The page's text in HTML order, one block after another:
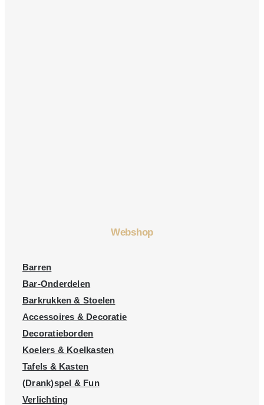
Webshop
Barren
Bar-Onderdelen
Barkrukken & Stoelen
Accessoires & Decoratie
Decoratieborden
Koelers & Koelkasten
Tafels & Kasten
(Drank)spel & Fun
Verlichting